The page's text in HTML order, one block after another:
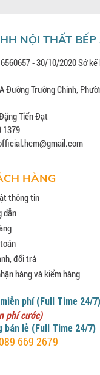
NỘI THẤT
- 30/10/2020 Sở
Đường Trường Chinh,
Tiến Đạt
1379
HÀNG
thông tin
dẫn
đổi trả
hàng và kiểm hàng
phí (Full Time 24/7)
phí cước)
bán lẻ (Full Time 24/7)
669 2679